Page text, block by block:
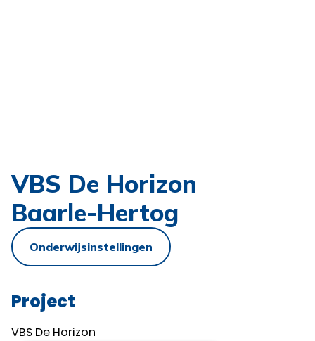
VBS De Horizon
Baarle-Hertog
Onderwijsinstellingen
Project
VBS De Horizon